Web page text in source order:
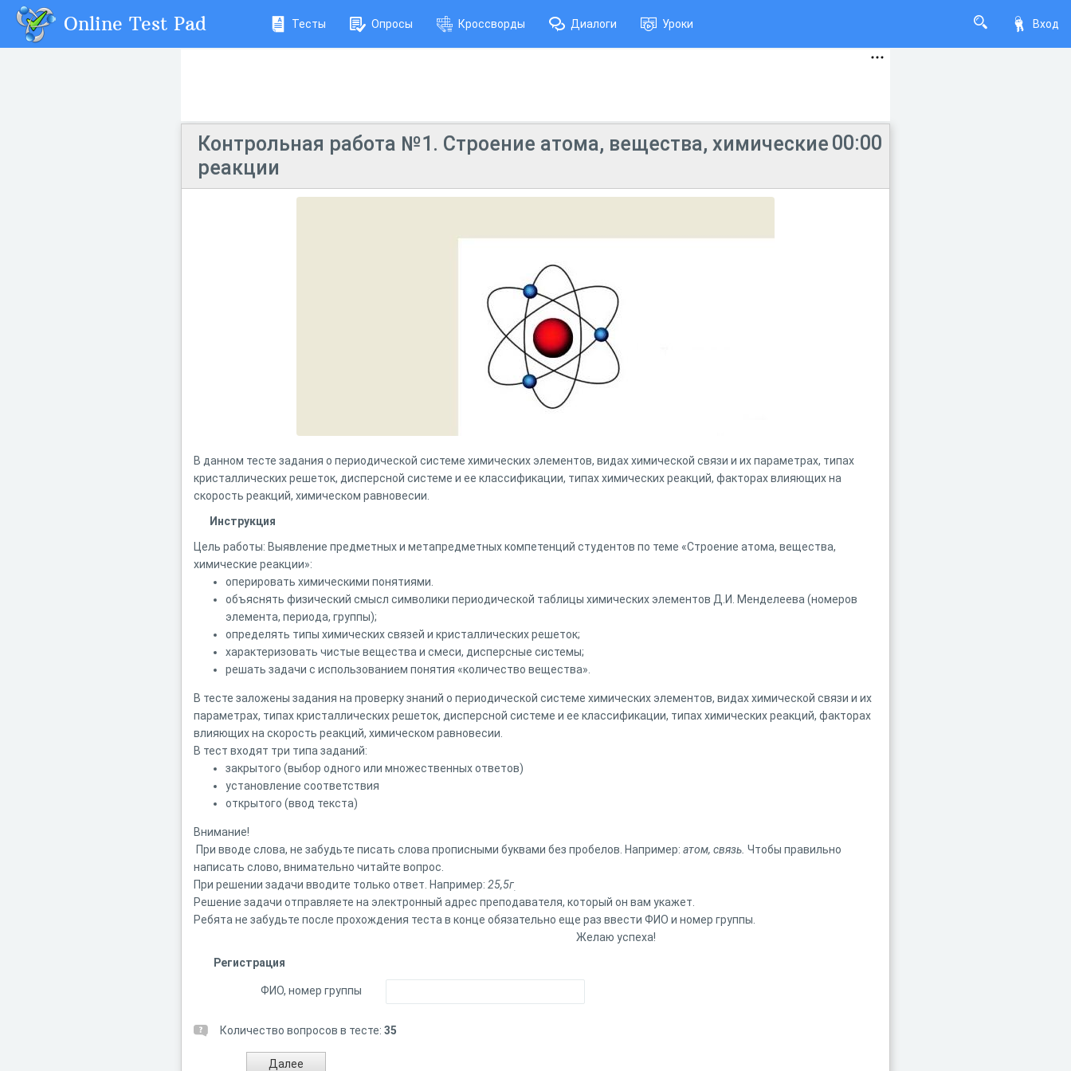
Вход
Online Test Pad Тесты Опросы Кроссворды Диалоги Уроки
00:00
Контрольная работа №1. Строение атома, вещества, химические
реакции
В данном тесте задания о периодической системе химических элементов, видах химической связи и их параметрах, типах
кристаллических решеток, дисперсной системе и ее классификации, типах химических реакций, факторах влияющих на
скорость реакций, химическом равновесии.
Инструкция
Цель работы: Выявление предметных и метапредметных компетенций студентов по теме «Строение атома, вещества,
химические реакции»:
оперировать химическими понятиями.
объяснять физический смысл символики периодической таблицы химических элементов Д.И. Менделеева (номеров
элемента, периода, группы);
определять типы химических связей и кристаллических решеток;
характеризовать чистые вещества и смеси, дисперсные системы;
решать задачи с использованием понятия «количество вещества».
В тесте заложены задания на проверку знаний о периодической системе химических элементов, видах химической связи и их
параметрах, типах кристаллических решеток, дисперсной системе и ее классификации, типах химических реакций, факторах
влияющих на скорость реакций, химическом равновесии.
В тест входят три типа заданий:
закрытого (выбор одного или множественных ответов)
установление соответствия
открытого (ввод текста)
Внимание!
При вводе слова, не забудьте писать слова прописными буквами без пробелов. Например: атом, связь. Чтобы правильно
написать слово, внимательно читайте вопрос.
При решении задачи вводите только ответ. Например: 25,5г.
Решение задачи отправляете на электронный адрес преподавателя, который он вам укажет.
Ребята не забудьте после прохождения теста в конце обязательно еще раз ввести ФИО и номер группы.
Желаю успеха!
Регистрация
ФИО, номер группы
Количество вопросов в тесте: 35